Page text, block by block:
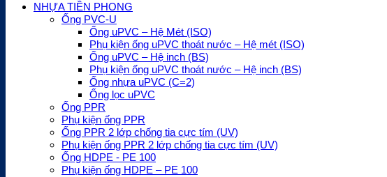
NHỰA TIỀN PHONG
Ống PVC-U
Ống uPVC – Hệ Mét (ISO)
Phụ kiện ống uPVC thoát nước – Hệ mét (ISO)
Ống uPVC – Hệ inch (BS)
Phụ kiện ống uPVC thoát nước – Hệ inch (BS)
Ống nhựa uPVC (C=2)
Ống lọc uPVC
Ống PPR
Phụ kiện ống PPR
Ống PPR 2 lớp chống tia cực tím (UV)
Phụ kiện ống PPR 2 lớp chống tia cực tím (UV)
Ống HDPE - PE 100
Phụ kiện ống HDPE – PE 100